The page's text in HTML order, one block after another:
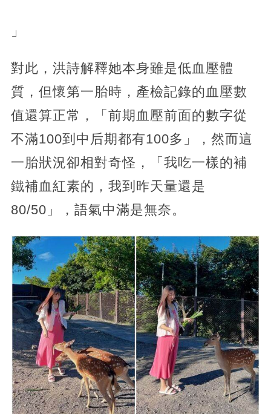
」
對此，洪詩解釋她本身雖是低血壓體
質，但懷第一胎時，產檢記錄的血壓數
值還算正常，「前期血壓前面的數字從
不滿100到中后期都有100多」，然而這
一胎狀況卻相對奇怪，「我吃一樣的補
鐵補血紅素的，我到昨天量還是
80/50」，語氣中滿是無奈。